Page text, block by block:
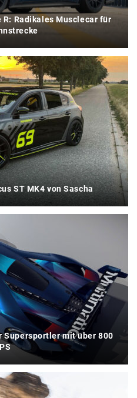
R: Radikales Musclecar für
ST MK4 von Sascha
Supersportler mit über 800
PS